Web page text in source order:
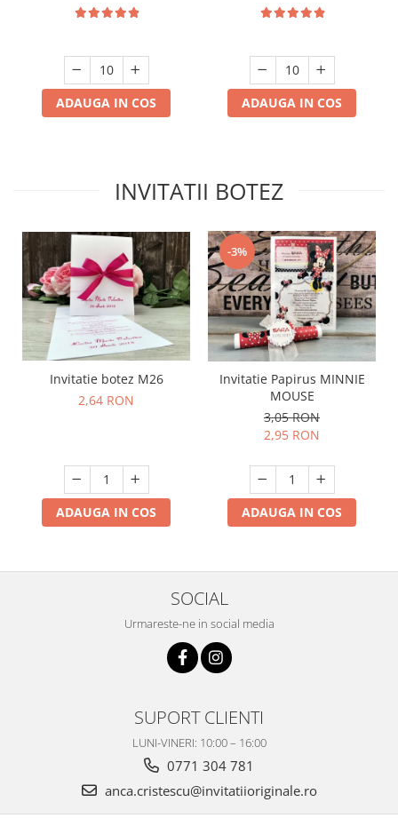
ADAUGA IN COS ADAUGA IN COS
INVITATII BOTEZ
Invitatie botez M26
2,64 RON
ADAUGA IN COS
-3%
Invitatie Papirus MINNIE
MOUSE
3,05 RON
2,95 RON
ADAUGA IN COS
SOCIAL
Urmareste-ne in social media
SUPORT CLIENTI
LUNI-VINERI: 10:00 – 16:00
0771 304 781
anca.cristescu@invitatiioriginale.ro